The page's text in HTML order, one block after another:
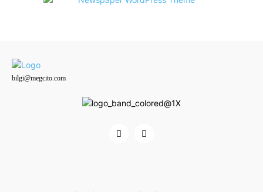
bilgi@megcito.com